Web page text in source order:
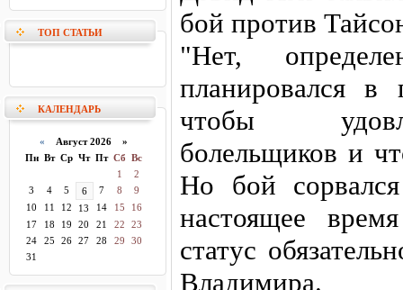
ТОП СТАТЬИ
КАЛЕНДАРЬ
« Август 2026 »
Пн Вт Ср Чт Пт Сб Вс
1
2
3
4 5 6 7 8
9
10
11 12 13 14 15
16
17
18 19 20 21 22
23
24
25 26 27 28 29
30
31
бой против
"Нет,
планировался
чтобы
болельщиков и
Но бой
настоящее
статус
Владимира.